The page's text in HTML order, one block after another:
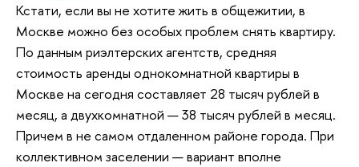
Кстати, если вы не хотите жить в общежитии, в
Москве можно без особых проблем снять квартиру.
По данным риэлтерских агентств, средняя
стоимость аренды однокомнатной квартиры в
Москве на сегодня составляет 28 тысяч рублей в
месяц, а двухкомнатной — 38 тысяч рублей в месяц.
Причем в не самом отдаленном районе города. При
коллективном заселении — вариант вполне